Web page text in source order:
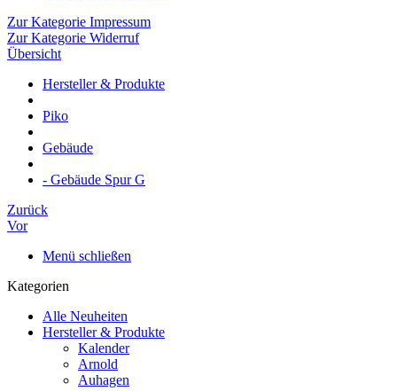
Zur Kategorie Impressum
Zur Kategorie Widerruf
Übersicht
Hersteller & Produkte
Piko
Gebäude
- Gebäude Spur G
Zurück
Vor
Menü schließen
Kategorien
Alle Neuheiten
Hersteller & Produkte
Kalender
Arnold
Auhagen